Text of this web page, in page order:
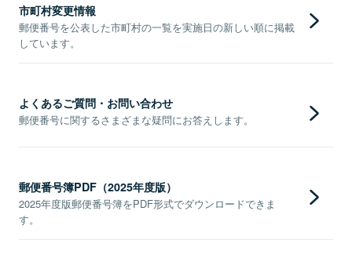
市町村変更情報
郵便番号を公表した市町村の一覧を実施日の新しい順に掲載
しています。
よくあるご質問・お問い合わせ
郵便番号に関するさまざまな疑問にお答えします。
郵便番号簿PDF（2025年度版）
2025年度版郵便番号簿をPDF形式でダウンロードできま
す。